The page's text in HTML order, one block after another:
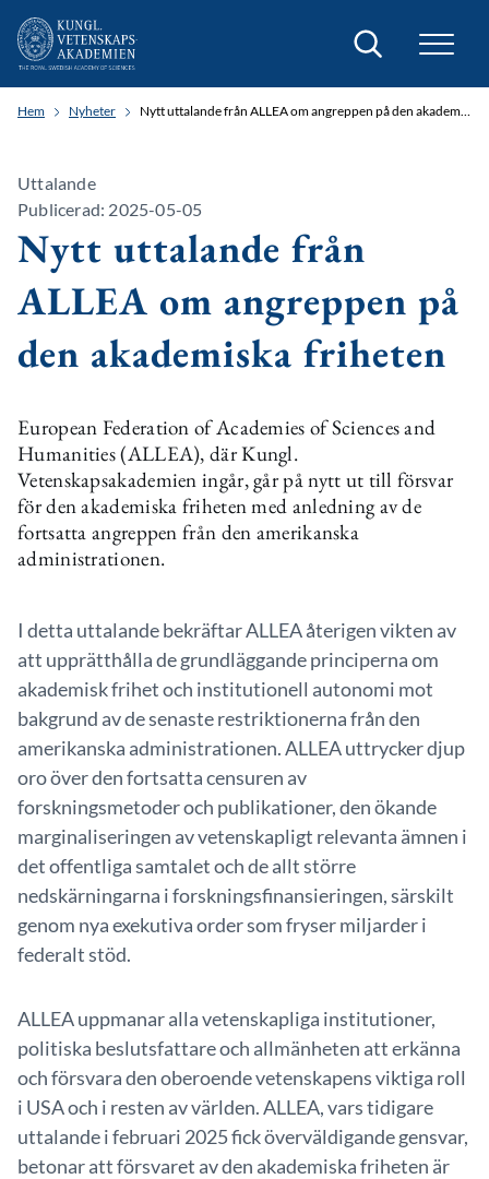
Sök
Hem Nyheter Nytt uttalande från ALLEA om angreppen på den akademiska friheten
Uttalande
Publicerad: 2025-05-05
Nytt uttalande från
ALLEA om angreppen på
den akademiska friheten
European Federation of Academies of Sciences and
Humanities (ALLEA), där Kungl.
Vetenskapsakademien ingår, går på nytt ut till försvar
för den akademiska friheten med anledning av de
fortsatta angreppen från den amerikanska
administrationen.
I detta uttalande bekräftar ALLEA återigen vikten av
att upprätthålla de grundläggande principerna om
akademisk frihet och institutionell autonomi mot
bakgrund av de senaste restriktionerna från den
amerikanska administrationen. ALLEA uttrycker djup
oro över den fortsatta censuren av
forskningsmetoder och publikationer, den ökande
marginaliseringen av vetenskapligt relevanta ämnen i
det offentliga samtalet och de allt större
nedskärningarna i forskningsfinansieringen, särskilt
genom nya exekutiva order som fryser miljarder i
federalt stöd.
ALLEA uppmanar alla vetenskapliga institutioner,
politiska beslutsfattare och allmänheten att erkänna
och försvara den oberoende vetenskapens viktiga roll
i USA och i resten av världen. ALLEA, vars tidigare
uttalande i februari 2025 fick överväldigande gensvar,
betonar att försvaret av den akademiska friheten är